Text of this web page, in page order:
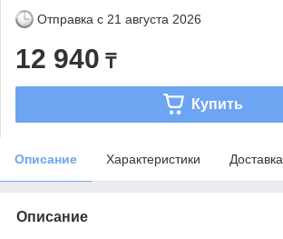
Отправка с 21 августа 2026
12 940 ₸
Купить
Описание Характеристики Доставка
Описание